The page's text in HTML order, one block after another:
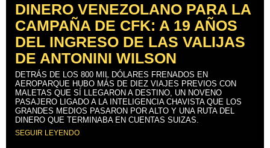
DINERO VENEZOLANO PARA LA
CAMPAÑA DE CFK: A 19 AÑOS
DEL INGRESO DE LAS VALIJAS
DE ANTONINI WILSON
DETRÁS DE LOS 800 MIL DÓLARES FRENADOS EN
AEROPARQUE HUBO MÁS DE DIEZ VIAJES PREVIOS CON
MALETAS QUE SÍ LLEGARON A DESTINO, UN NOVENO
PASAJERO LIGADO A LA INTELIGENCIA CHAVISTA QUE LOS
GRANDES MEDIOS PASARON POR ALTO Y UNA RUTA DEL
DINERO QUE TERMINABA EN CUENTAS SUIZAS.
SEGUIR LEYENDO